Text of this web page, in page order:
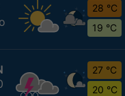
28 °C
19 °C
27 °C
20 °C